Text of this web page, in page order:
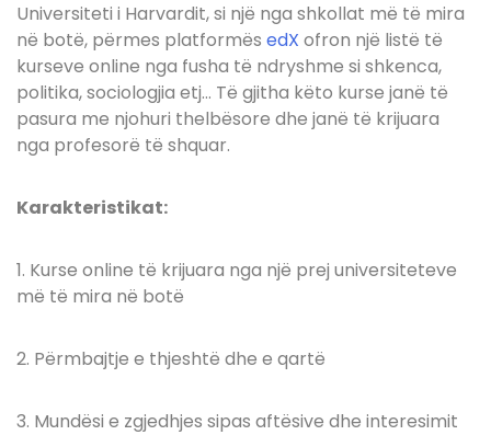
Universiteti i Harvardit, si një nga shkollat më të mira
në botë, përmes platformës edX ofron një listë të
kurseve online nga fusha të ndryshme si shkenca,
politika, sociologjia etj… Të gjitha këto kurse janë të
pasura me njohuri thelbësore dhe janë të krijuara
nga profesorë të shquar.
Karakteristikat:
1. Kurse online të krijuara nga një prej universiteteve
më të mira në botë
2. Përmbajtje e thjeshtë dhe e qartë
3. Mundësi e zgjedhjes sipas aftësive dhe interesimit